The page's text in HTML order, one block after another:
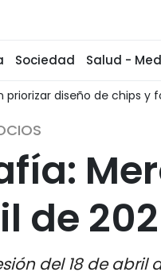
Sociedad Salud -
priorizar diseño de chips
de
del 18 de abril